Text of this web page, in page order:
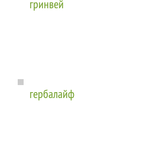
гринвей
гербалайф